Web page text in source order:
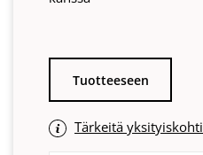
Tuotteeseen
Tärkeitä